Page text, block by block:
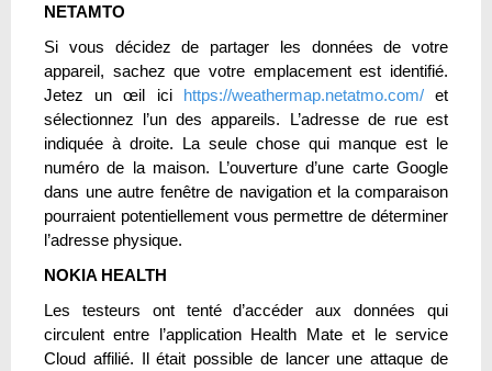
NETAMTO
Si vous décidez de partager les données de votre
appareil, sachez que votre emplacement est identifié.
Jetez un œil ici https://weathermap.netatmo.com/et
sélectionnez l’un des appareils. L’adresse de rue est
indiquée à droite. La seule chose qui manque est le
numéro de la maison. L’ouverture d’une carte Google
dans une autre fenêtre de navigation et la comparaison
pourraient potentiellement vous permettre de déterminer
l’adresse physique.
NOKIA HEALTH
Les testeurs ont tenté d’accéder aux données qui
circulent entre l’application Health Mate et le service
Cloud affilié. Il était possible de lancer une attaque de